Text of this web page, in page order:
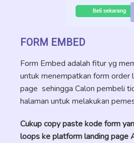
FORM EMBED
Form Embed adalah fitur yg
untuk menempatkan form order
page sehingga Calon pembeli
halaman untuk melakukan
Cukup copy paste kode form
loops ke platform landing page